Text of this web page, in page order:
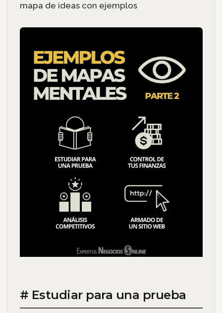
mapa de ideas con ejemplos
# Estudiar para una prueba